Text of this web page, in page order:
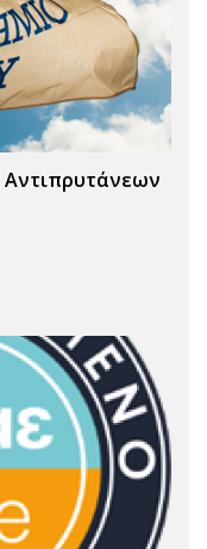
Αντιπρυτάνεων